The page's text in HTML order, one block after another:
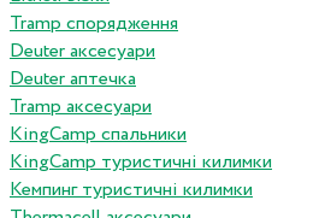
Tramp спорядження
Deuter аксесуари
Deuter аптечка
Tramp аксесуари
KingCamp спальники
KingCamp туристичні килимки
Кемпинг туристичні килимки